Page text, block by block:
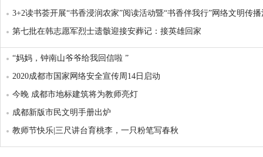
活动
3+2读书荟开展“书香浸润农家”阅读活动暨“书香伴我行”网络文明传
第七批在韩志愿军烈士遗骸迎接安葬记：接英雄回家
“妈妈，钟南山爷爷给我回信啦 ​”
2020成都市国家网络安全宣传周14日启动
今晚 成都市地标建筑将为教师亮灯
成都新版市民文明手册出炉
教师节快乐|三尺讲台育桃李，一只粉笔写春秋